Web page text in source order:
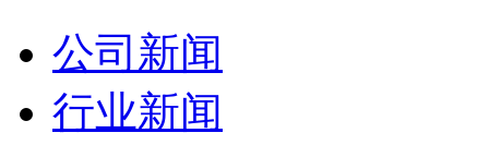
公司新闻
行业新闻